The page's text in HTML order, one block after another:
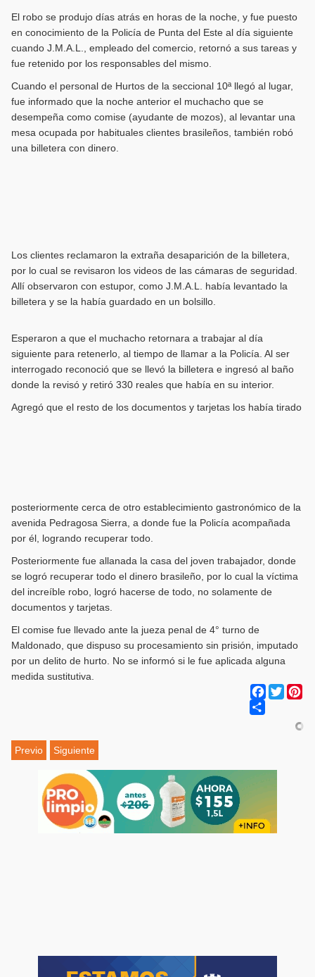
El robo se produjo días atrás en horas de la noche, y fue puesto
en conocimiento de la Policía de Punta del Este al día siguiente
cuando J.M.A.L., empleado del comercio, retornó a sus tareas y
fue retenido por los responsables del mismo.
Cuando el personal de Hurtos de la seccional 10ª llegó al lugar,
fue informado que la noche anterior el muchacho que se
desempeña como comise (ayudante de mozos), al levantar una
mesa ocupada por habituales clientes brasileños, también robó
una billetera con dinero.
Los clientes reclamaron la extraña desaparición de la billetera,
por lo cual se revisaron los videos de las cámaras de seguridad.
Allí observaron con estupor, como J.M.A.L. había levantado la
billetera y se la había guardado en un bolsillo.
Esperaron a que el muchacho retornara a trabajar al día
siguiente para retenerlo, al tiempo de llamar a la Policía. Al ser
interrogado reconoció que se llevó la billetera e ingresó al baño
donde la revisó y retiró 330 reales que había en su interior.
Agregó que el resto de los documentos y tarjetas los había tirado
posteriormente cerca de otro establecimiento gastronómico de la
avenida Pedragosa Sierra, a donde fue la Policía acompañada
por él, logrando recuperar todo.
Posteriormente fue allanada la casa del joven trabajador, donde
se logró recuperar todo el dinero brasileño, por lo cual la víctima
del increíble robo, logró hacerse de todo, no solamente de
documentos y tarjetas.
El comise fue llevado ante la jueza penal de 4° turno de
Maldonado, que dispuso su procesamiento sin prisión, imputado
por un delito de hurto. No se informó si le fue aplicada alguna
medida sustitutiva.
Facebook
Twitter
Previo Siguiente